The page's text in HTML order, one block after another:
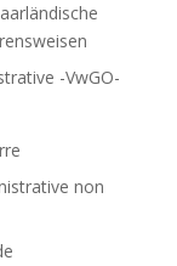
-VwGO-
non